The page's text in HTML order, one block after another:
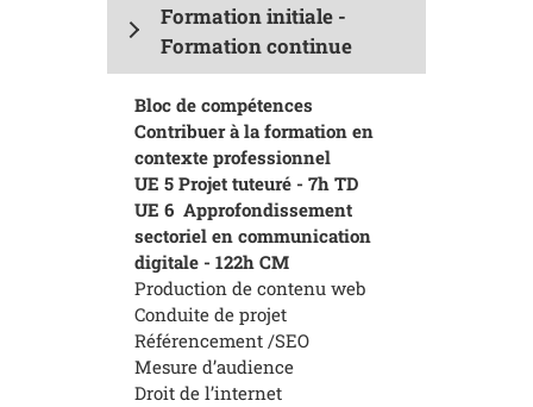
Formation initiale -
Formation continue
Bloc de compétences
Contribuer à la formation en
contexte professionnel
UE 5 Projet tuteuré - 7h TD
UE 6 Approfondissement
sectoriel en communication
digitale - 122h CM
Production de contenu web
Conduite de projet
Référencement /SEO
Mesure d’audience
Droit de l’internet